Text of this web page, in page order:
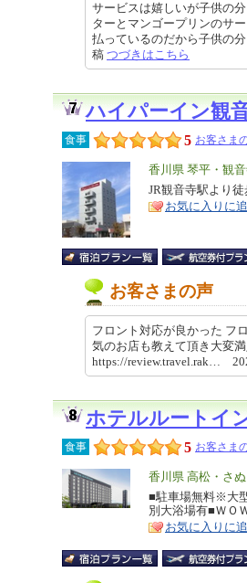
サービスは嬉しいが子供の
ターとマンゴープリンのサ
払っているのだから子供の
稿 つづきはこちら
ハイパーイン観
食事 5 お客さま
エ
リ
ア
香川県 琴平・観
特
徴
JR観音寺駅より
お気に入りに
お客さまの声
フロント対応が良かった フ
気のお店も教えて頂き大変
https://review.travel.rak…
ホテルルートイ
食事 5 お客さま
エ
リ
ア
香川県 高松・さ
特
徴
■駐車場無料※大
別大浴場有■ＷＯ
お気に入りに